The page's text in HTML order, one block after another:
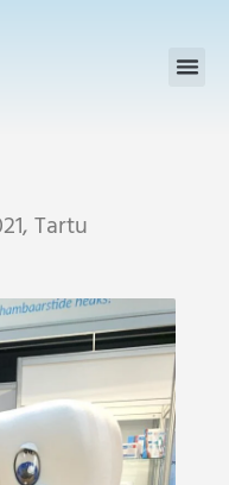
Tartu